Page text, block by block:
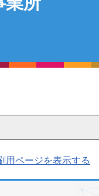
用ページを表示する